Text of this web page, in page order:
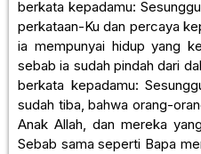
berkata kepadamu:
perkataan-Ku dan percaya
ia mempunyai hidup yang
sebab ia sudah pindah dari
berkata kepadamu:
sudah tiba, bahwa orang-
Anak Allah, dan mereka
Sebab sama seperti Bapa